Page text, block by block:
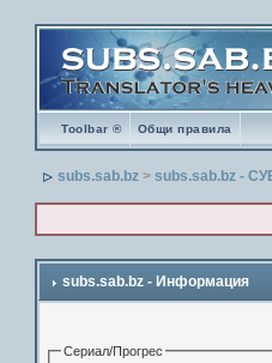
Toolbar ® Общи правила
subs.sab.bz >subs.sab.bz -
subs.sab.bz - Информация
Сериал/Прогрес